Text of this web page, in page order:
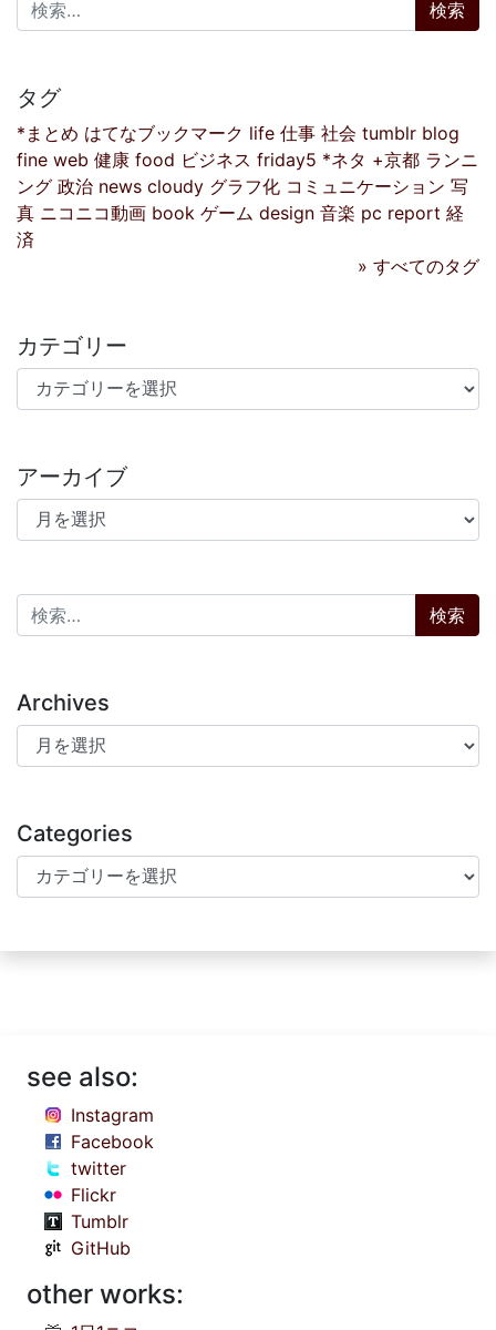
タグ
*まとめ はてなブックマーク life 仕事 社会 tumblr blog
fine web 健康 food ビジネス friday5 *ネタ +京都 ランニ
ング 政治 news cloudy グラフ化 コミュニケーション 写
真 ニコニコ動画 book ゲーム design 音楽 pc report 経
済
» すべてのタグ
カテゴリー
カテゴリー
アーカイブ
アーカイブ
検索:
Archives
Archives
Categories
Categories
see also:
Instagram
Facebook
twitter
Flickr
Tumblr
GitHub
other works: